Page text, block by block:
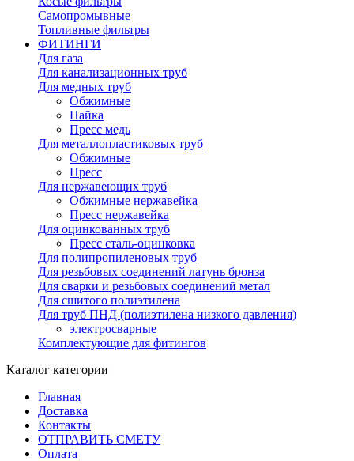
Самопромывные
Топливные фильтры
ФИТИНГИ
Для газа
Для канализационных труб
Для медных труб
Обжимные
Пайка
Пресс медь
Для металлопластиковых труб
Обжимные
Пресс
Для нержавеющих труб
Обжимные нержавейка
Пресс нержавейка
Для оцинкованных труб
Пресс сталь-оцинковка
Для полипропиленовых труб
Для резьбовых соединений латунь бронза
Для сварки и резьбовых соединений метал
Для сшитого полиэтилена
Для труб ПНД (полиэтилена низкого давления)
электросварные
Комплектующие для фитингов
Каталог категории
Главная
Доставка
Контакты
ОТПРАВИТЬ СМЕТУ
Оплата